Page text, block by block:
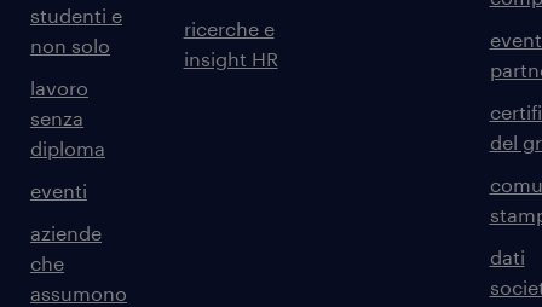
studenti e
non solo
lavoro
senza
diploma
eventi
aziende
che
assumono
ricerche e
insight HR
del
dati